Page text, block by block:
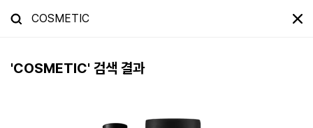
'COSMETIC' 검색 결과